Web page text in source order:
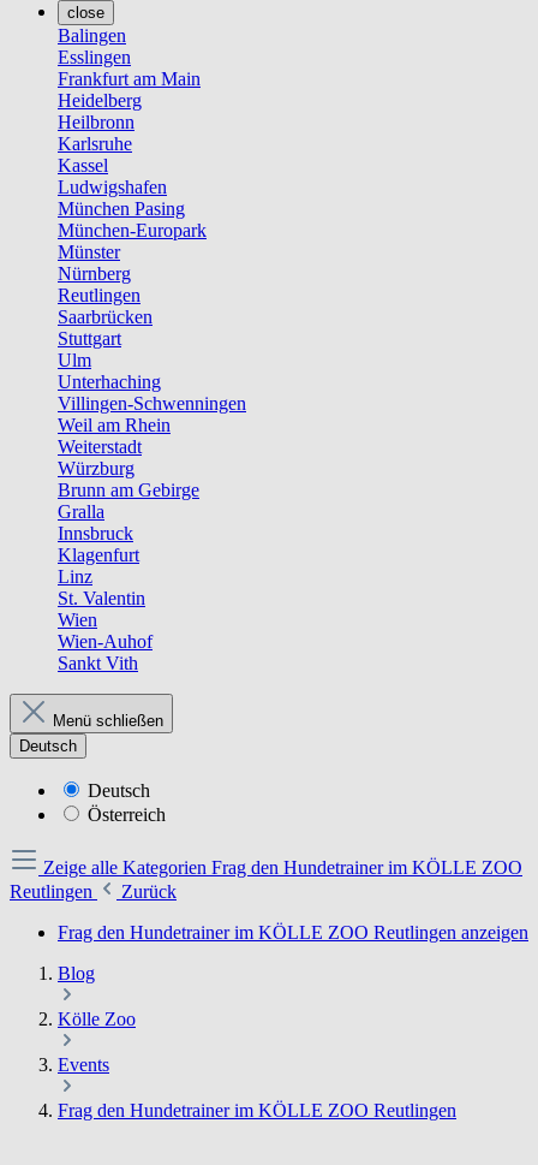
close
Balingen
Esslingen
Frankfurt am Main
Heidelberg
Heilbronn
Karlsruhe
Kassel
Ludwigshafen
München Pasing
München-Europark
Münster
Nürnberg
Reutlingen
Saarbrücken
Stuttgart
Ulm
Unterhaching
Villingen-Schwenningen
Weil am Rhein
Weiterstadt
Würzburg
Brunn am Gebirge
Gralla
Innsbruck
Klagenfurt
Linz
St. Valentin
Wien
Wien-Auhof
Sankt Vith
Menü schließen
Deutsch
Deutsch
Österreich
Zeige alle Kategorien Frag den Hundetrainer im KÖLLE ZOO
Reutlingen
Zurück
Frag den Hundetrainer im KÖLLE ZOO Reutlingen anzeigen
Blog
Kölle Zoo
Events
Frag den Hundetrainer im KÖLLE ZOO Reutlingen